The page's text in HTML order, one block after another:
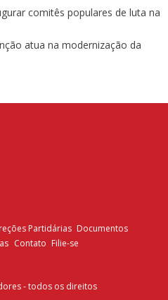
comitês populares de luta na
atua na modernização da
Partidárias Documentos
Contato Filie-se
- todos os direitos